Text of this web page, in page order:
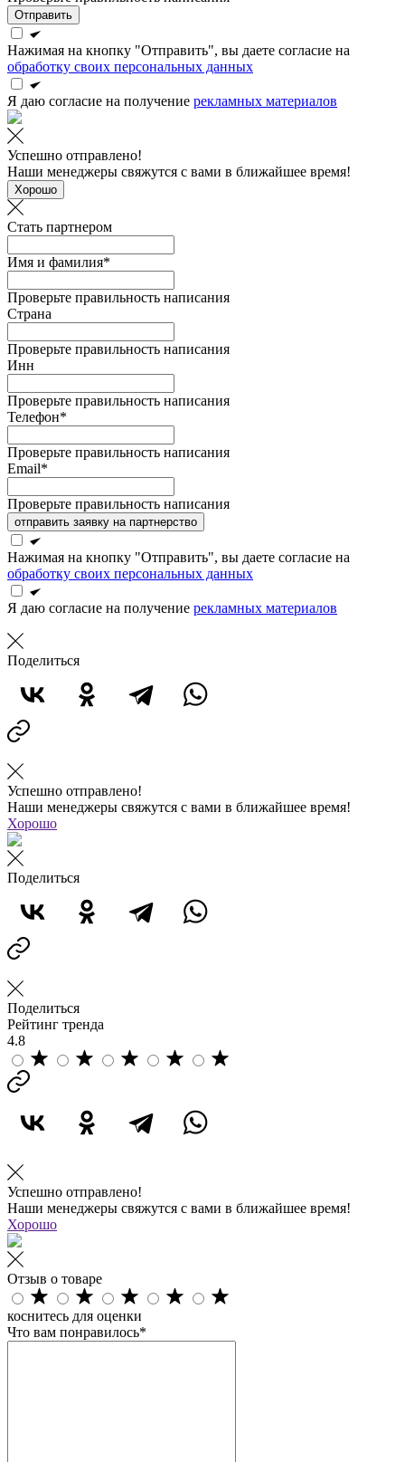
Отправить
Нажимая на кнопку "Отправить", вы даете согласие на
обработку своих персональных данных
Я даю согласие на получение рекламных материалов
Успешно отправлено!
Наши менеджеры свяжутся с вами в ближайшее время!
Хорошо
Стать партнером
Имя и фамилия*
Проверьте правильность написания
Страна
Проверьте правильность написания
Инн
Проверьте правильность написания
Телефон*
Проверьте правильность написания
Email*
Проверьте правильность написания
отправить заявку на партнерство
Нажимая на кнопку "Отправить", вы даете согласие на
обработку своих персональных данных
Я даю согласие на получение рекламных материалов
Поделиться
Успешно отправлено!
Наши менеджеры свяжутся с вами в ближайшее время!
Хорошо
Поделиться
Поделиться
Рейтинг тренда
4.8
Успешно отправлено!
Наши менеджеры свяжутся с вами в ближайшее время!
Хорошо
Отзыв о товаре
коснитесь для оценки
Что вам понравилось*